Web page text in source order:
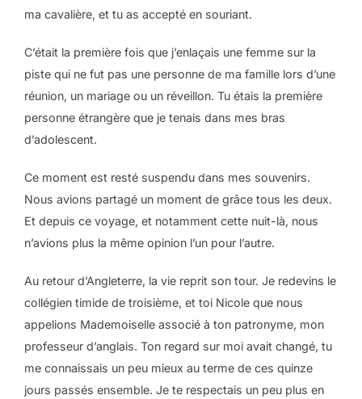
ma cavalière, et tu as accepté en souriant.
C’était la première fois que j’enlaçais une femme sur la
piste qui ne fut pas une personne de ma famille lors d’une
réunion, un mariage ou un réveillon. Tu étais la première
personne étrangère que je tenais dans mes bras
d’adolescent.
Ce moment est resté suspendu dans mes souvenirs.
Nous avions partagé un moment de grâce tous les deux.
Et depuis ce voyage, et notamment cette nuit-là, nous
n’avions plus la même opinion l’un pour l’autre.
Au retour d’Angleterre, la vie reprit son tour. Je redevins le
collégien timide de troisième, et toi Nicole que nous
appelions Mademoiselle associé à ton patronyme, mon
professeur d’anglais. Ton regard sur moi avait changé, tu
me connaissais un peu mieux au terme de ces quinze
jours passés ensemble. Je te respectais un peu plus en